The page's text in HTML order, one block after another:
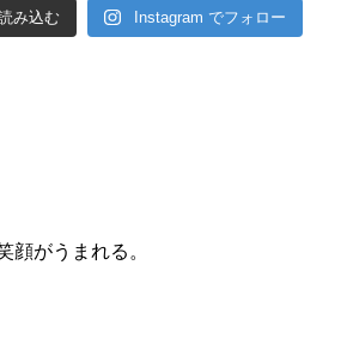
み込む Instagram でフォロー
がうまれる。